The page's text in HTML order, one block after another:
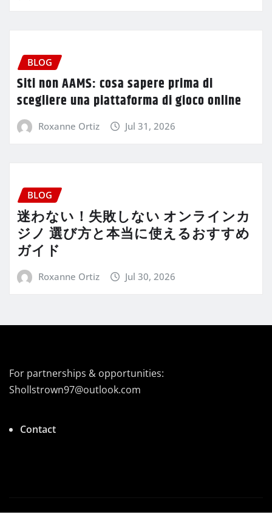
BLOG
Siti non AAMS: cosa sapere prima di
scegliere una piattaforma di gioco online
Roxanne Ortiz Jul 31, 2026
BLOG
迷わない！失敗しない オンラインカ
ジノ 選び方と本当に使えるおすすめ
ガイド
Roxanne Ortiz Jul 30, 2026
For partnerships & opportunities:
Shollstrown97@outlook.com
Contact